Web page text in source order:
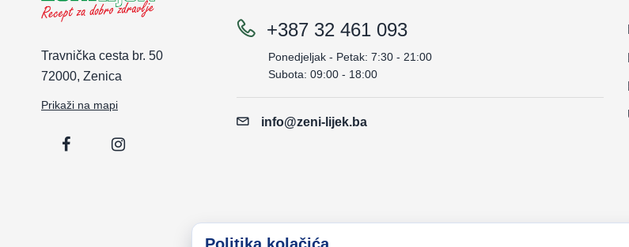
Travnička cesta br. 50
72000, Zenica
Prikaži na mapi
+387 32 461 093
Ponedjeljak - Petak: 7:30 - 21:00
Subota: 09:00 - 18:00
info@zeni-lijek.ba